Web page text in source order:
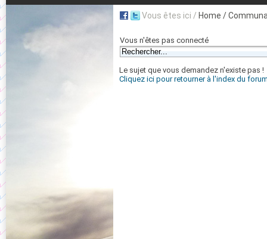
Vous êtes ici / Home /
Vous n'êtes pas connecté
Le sujet que vous demandez n'existe pas !
Cliquez ici pour retourner à l'index du